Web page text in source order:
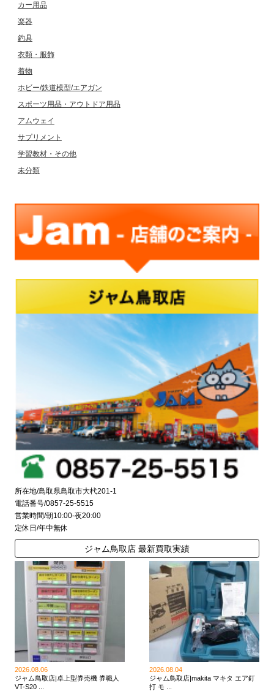
カー用品
楽器
釣具
衣類・服飾
着物
ホビー/鉄道模型/エアガン
スポーツ用品・アウトドア用品
アムウェイ
サプリメント
学習教材・その他
未分類
所在地/鳥取県鳥取市大杙201-1
電話番号/0857-25-5515
営業時間/朝10:00-夜20:00
定休日/年中無休
ジャム鳥取店 最新買取実績
2026.08.06
ジャム鳥取店|卓上型券売機 券職人
VT-S20 ...
2026.08.04
ジャム鳥取店|makita マキタ エア釘
打 モ ...